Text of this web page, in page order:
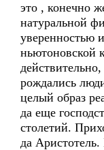
это , конечно
натуральной
уверенностью
ньютоновской
рождались
целый образ
да еще
столетий.
да